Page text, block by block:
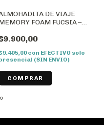
DE VIAJE
FOAM FUCSIA –
Cod: 43473
con EFECTIVO solo
(SIN ENVIO)